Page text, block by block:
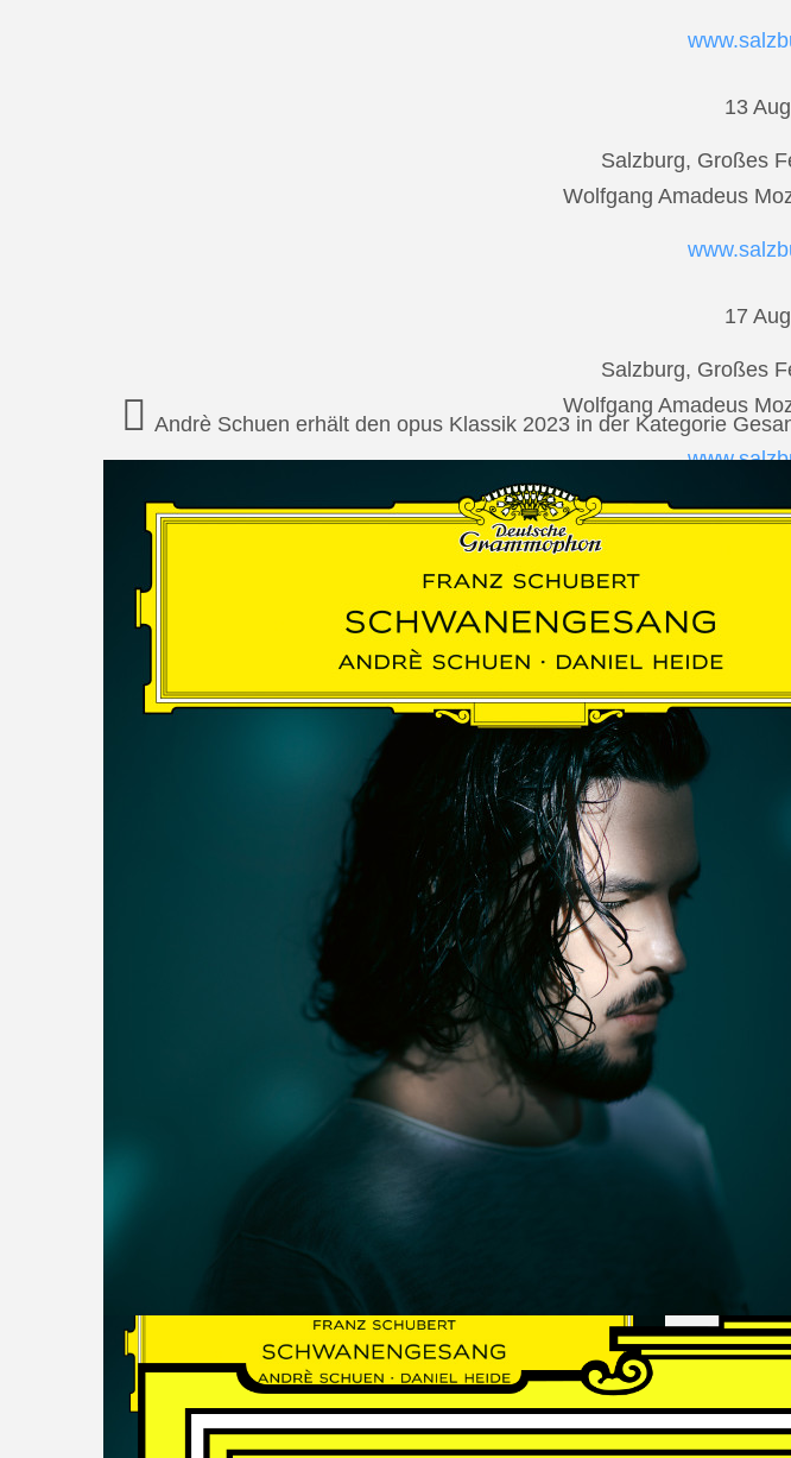
13
Salzburg, Großes
Wolfgang Amadeus
17
Salzburg, Großes
Wolfgang Amadeus
20
Vilabertran,
Johannes Brahms:
Salzburg, Großes
Wolfgang Amadeus
Andrè Schuen at
Andrè Schuen erhält den opus Klassik 2023 in der Kategorie